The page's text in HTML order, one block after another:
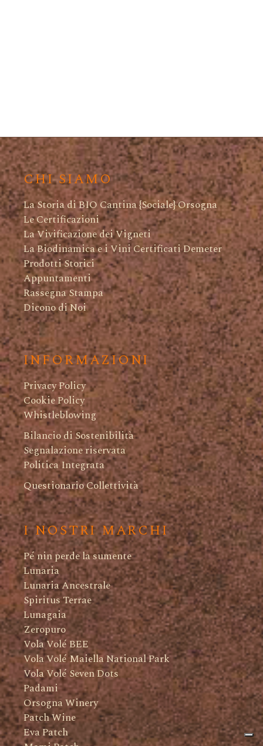
CHI SIAMO
La Storia di BIO Cantina {Sociale} Orsogna
Le Certificazioni
La Vivificazione dei Vigneti
La Biodinamica e i Vini Certificati Demeter
Prodotti Storici
Appuntamenti
Rassegna Stampa
Dicono di Noi
INFORMAZIONI
Privacy Policy
Cookie Policy
Whistleblowing
Bilancio di Sostenibilità
Segnalazione riservata
Politica Integrata
Questionario Collettività
I NOSTRI MARCHI
Pé nin perde la sumente
Lunaria
Lunaria Ancestrale
Spiritus Terrae
Lunagaia
Zeropuro
Vola Volé BEE
Vola Volé Maiella National Park
Vola Volé Seven Dots
Padami
Orsogna Winery
Patch Wine
Eva Patch